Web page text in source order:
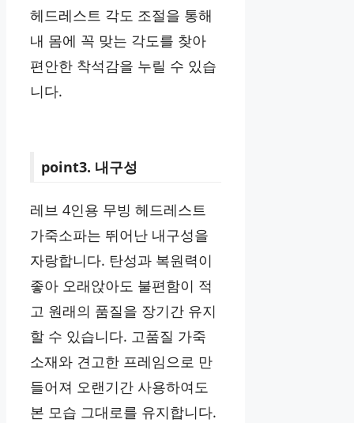
헤드레스트 각도 조절을 통해
내 몸에 꼭 맞는 각도를 찾아
편안한 착석감을 누릴 수 있습
니다.
point3. 내구성
레브 4인용 무빙 헤드레스트
가죽소파는 뛰어난 내구성을
자랑합니다. 탄성과 복원력이
좋아 오래앉아도 불편함이 적
고 원래의 품질을 장기간 유지
할 수 있습니다. 고품질 가죽
소재와 견고한 프레임으로 만
들어져 오랜기간 사용하여도
본 모습 그대로를 유지합니다.